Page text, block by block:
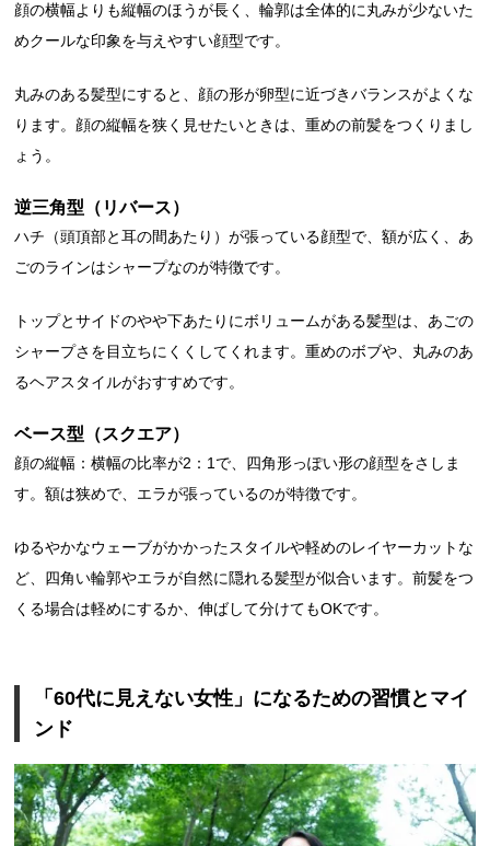
顔の横幅よりも縦幅のほうが長く、輪郭は全体的に丸みが少ないた
めクールな印象を与えやすい顔型です。
丸みのある髪型にすると、顔の形が卵型に近づきバランスがよくな
ります。顔の縦幅を狭く見せたいときは、重めの前髪をつくりまし
ょう。
逆三角型（リバース）
ハチ（頭頂部と耳の間あたり）が張っている顔型で、額が広く、あ
ごのラインはシャープなのが特徴です。
トップとサイドのやや下あたりにボリュームがある髪型は、あごの
シャープさを目立ちにくくしてくれます。重めのボブや、丸みのあ
るヘアスタイルがおすすめです。
ベース型（スクエア）
顔の縦幅：横幅の比率が2：1で、四角形っぽい形の顔型をさしま
す。額は狭めで、エラが張っているのが特徴です。
ゆるやかなウェーブがかかったスタイルや軽めのレイヤーカットな
ど、四角い輪郭やエラが自然に隠れる髪型が似合います。前髪をつ
くる場合は軽めにするか、伸ばして分けてもOKです。
「60代に見えない女性」になるための習慣とマイ
ンド